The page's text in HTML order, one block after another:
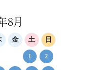
8月
金 土 日
1 2